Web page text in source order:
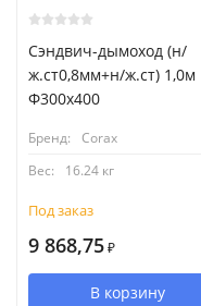
Сэндвич-дымоход (н/
ж.ст0,8мм+н/ж.ст) 1,0м
Ф300х400
Бренд:
Corax
Вес:
16.24 кг
Под заказ
9 868,75 ₽
В корзину